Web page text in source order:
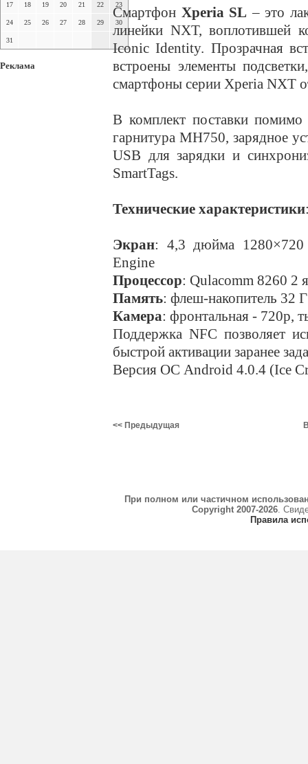
17 18 19 20 21 22 23
24 25 26 27 28 29 30
31
Реклама
Смартфон Xperia SL – это
линейки NXT, воплотившей
Iconic Identity. Прозрачная
встроены элементы
смартфоны серии Xperia NXT
В комплект поставки
гарнитура MH750, зарядное
USB для зарядки и
SmartTags.
Технические характеристики
Экран: 4,3 дюйма 1280×720
Engine
Процессор: Qulacomm 8260 2
Память: флеш-накопитель 32
Камера: фронтальная - 720р,
Поддержка NFC позволяет
быстрой активации заранее
Версия ОС Android 4.0.4 (Ice
<< Предыдущая
При полном или частичном
Copyright 2007-2026.
Правила